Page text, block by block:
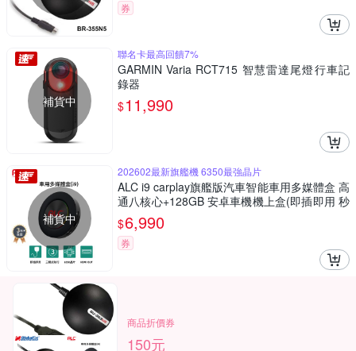
券
補貨中
聯名卡最高回饋7%
GARMIN Varia RCT715 智慧雷達尾燈行車記
錄器
$11,990
補貨中
202602最新旗艦機 6350最強晶片
ALC i9 carplay旗艦版汽車智能車用多媒體盒 高
通八核心+128GB 安卓車機機上盒(即插即用 秒
變安卓機)
$6,990
券
商品折價券
150元